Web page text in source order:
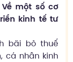
Về một số cơ
kinh tế tư
bãi bỏ thuế
cá nhân kinh